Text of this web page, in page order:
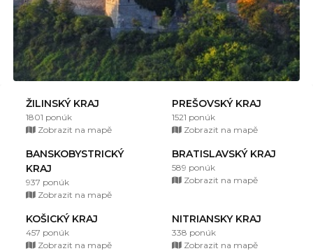
ŽILINSKÝ KRAJ
1801 ponúk
Zobrazit na mapě
PREŠOVSKÝ KRAJ
1521 ponúk
Zobrazit na mapě
BANSKOBYSTRICKÝ
KRAJ
937 ponúk
Zobrazit na mapě
BRATISLAVSKÝ KRAJ
589 ponúk
Zobrazit na mapě
KOŠICKÝ KRAJ
457 ponúk
Zobrazit na mapě
NITRIANSKY KRAJ
338 ponúk
Zobrazit na mapě